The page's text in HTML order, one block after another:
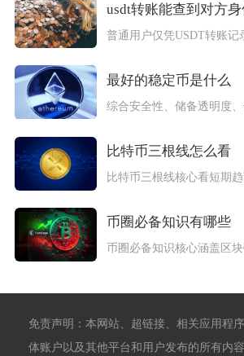
usdt转账能查到对方
最好的稳定币是什么
比特币三根线怎么看
币圈必备知识有哪些
免责声明：本网站、超链接、相关应用程
体账户以及其他平台和用户发布的所有内